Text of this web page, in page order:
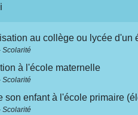
au collège ou lycée d'un
Scolarité
à l'école maternelle
Scolarité
son enfant à l'école primaire
Scolarité